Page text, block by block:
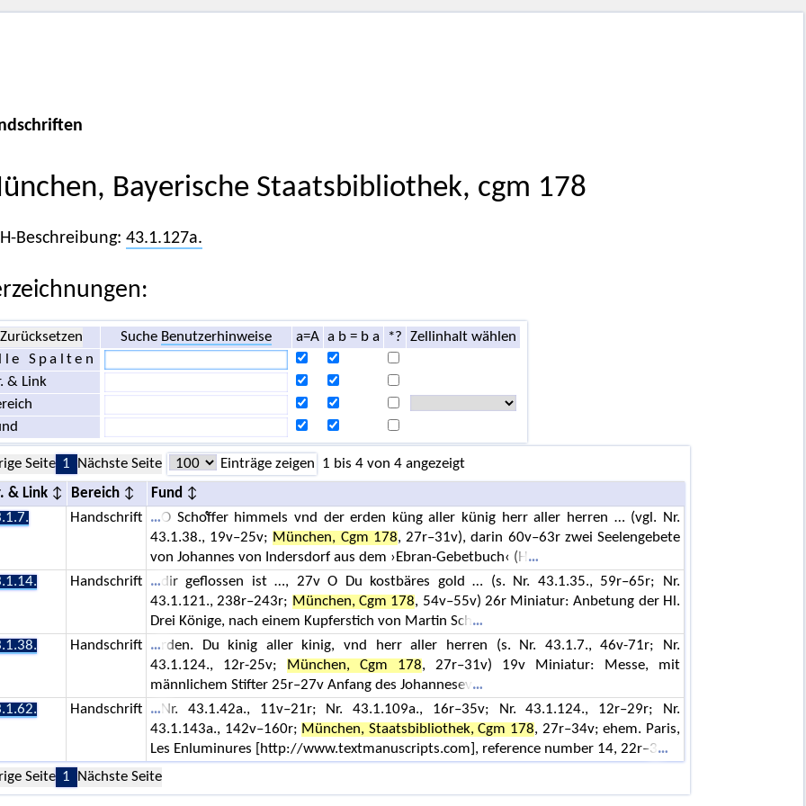
Bayerische Staatsbibliothek, cgm 178
Beschreibung: 43.1.127a.
Zurücksetzen Suche Benutzerhinweise a=A a b = b a *?
Zellinhalt wählen
Spalten
& Link
Seite 1 Nächste Seite Einträge zeigen 1 bis 4 von 4 angezeigt
& Link Bereich
Fund
Handschrift
O Schoͤffer himmels vnd der erden küng aller künig herr aller herren … (vgl. Nr.
43.1.38., 19v–25v; München, Cgm 178, 27r–31v), darin 60v–63r zwei Seelengebete
von Johannes von Indersdorf aus dem ›Ebran-Gebetbuch‹ (H
Handschrift
dir geflossen ist …, 27v O Du kostbäres gold … (s. Nr. 43.1.35., 59r–65r; Nr.
43.1.121., 238r–243r; München, Cgm 178, 54v–55v) 26r Miniatur: Anbetung der Hl.
Drei Könige, nach einem Kupferstich von Martin Sch
Handschrift
rden. Du kinig aller kinig, vnd herr aller herren (s. Nr. 43.1.7., 46v-71r; Nr.
43.1.124., 12r-25v;
München, Cgm 178, 27r–31v) 19v Miniatur: Messe, mit
männlichem Stifter 25r–27v Anfang des Johannesev
Handschrift
Nr. 43.1.42a., 11v–21r; Nr. 43.1.109a., 16r–35v; Nr. 43.1.124., 12r–29r; Nr.
43.1.143a., 142v–160r; München, Staatsbibliothek, Cgm 178, 27r–34v; ehem. Paris,
Les Enluminures [http://www.textmanuscripts.com], reference number 14, 22r–3
Seite 1 Nächste Seite